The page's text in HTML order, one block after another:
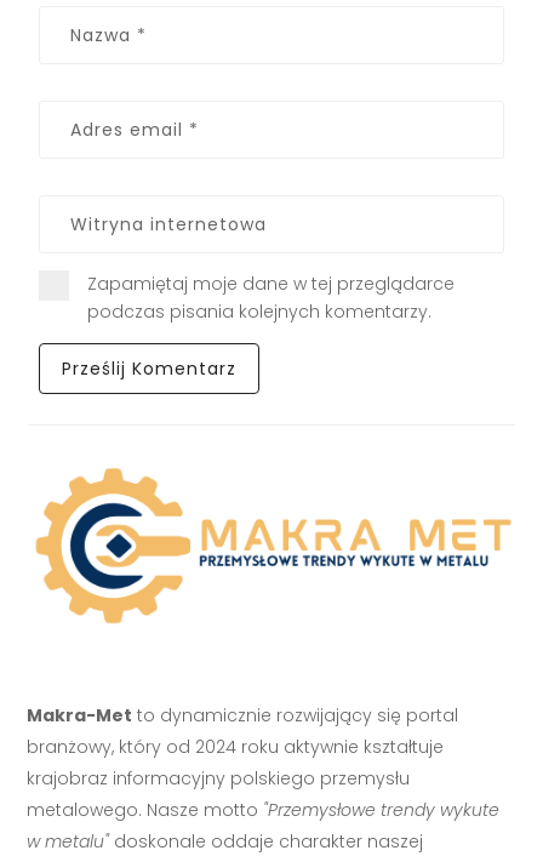
Zapamiętaj moje dane w tej przeglądarce
podczas pisania kolejnych komentarzy.
Makra-Met to dynamicznie rozwijający się portal
branżowy, który od 2024 roku aktywnie kształtuje
krajobraz informacyjny polskiego przemysłu
metalowego. Nasze motto "Przemysłowe trendy wykute
w metalu"doskonale oddaje charakter naszej